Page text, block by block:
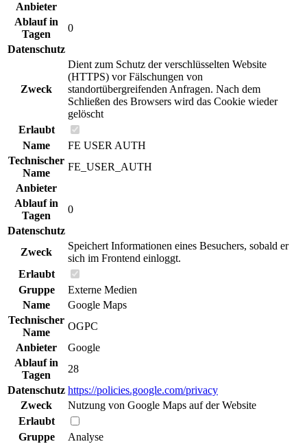
Anbieter
Ablauf in
Tagen
0
Datenschutz
Zweck
Dient zum Schutz der verschlüsselten Website
(HTTPS) vor Fälschungen von
standortübergreifenden Anfragen. Nach dem
Schließen des Browsers wird das Cookie wieder
gelöscht
Erlaubt
Name
FE USER AUTH
Technischer
Name
FE_USER_AUTH
Anbieter
Ablauf in
Tagen
0
Datenschutz
Zweck
Speichert Informationen eines Besuchers, sobald er
sich im Frontend einloggt.
Erlaubt
Gruppe
Externe Medien
Name
Google Maps
Technischer
Name
OGPC
Anbieter
Google
Ablauf in
Tagen
28
Datenschutz https://policies.google.com/privacy
Zweck
Nutzung von Google Maps auf der Website
Erlaubt
Gruppe
Analyse